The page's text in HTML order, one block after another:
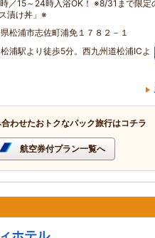
／15～24時入浴OK！ ※8/31まで限定
漬け丼」※
松浦市志佐町浦免１７８２－１
松浦駅より徒歩5分。西九州道松浦ICよ
わせたおトクなパック旅行はコチラ
航空券付プラン一覧へ